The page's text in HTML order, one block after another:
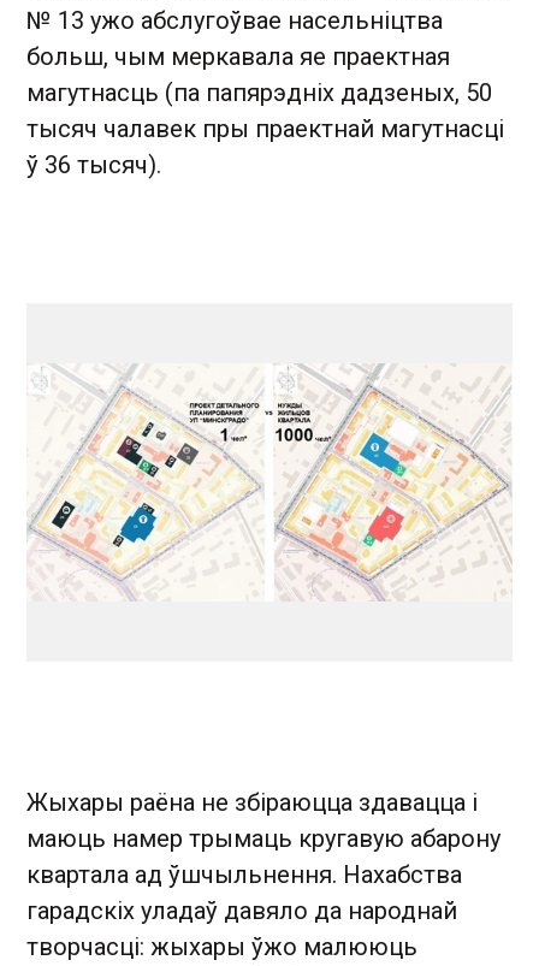
№ 13 ужо абслугоўвае насельніцтва
больш, чым меркавала яе праектная
магутнасць (па папярэдніх дадзеных, 50
тысяч чалавек пры праектнай магутнасці
ў 36 тысяч).
Жыхары раёна не збіраюцца здавацца і
маюць намер трымаць кругавую абарону
квартала ад ўшчыльнення. Нахабства
гарадскіх уладаў давяло да народнай
творчасці: жыхары ўжо малююць